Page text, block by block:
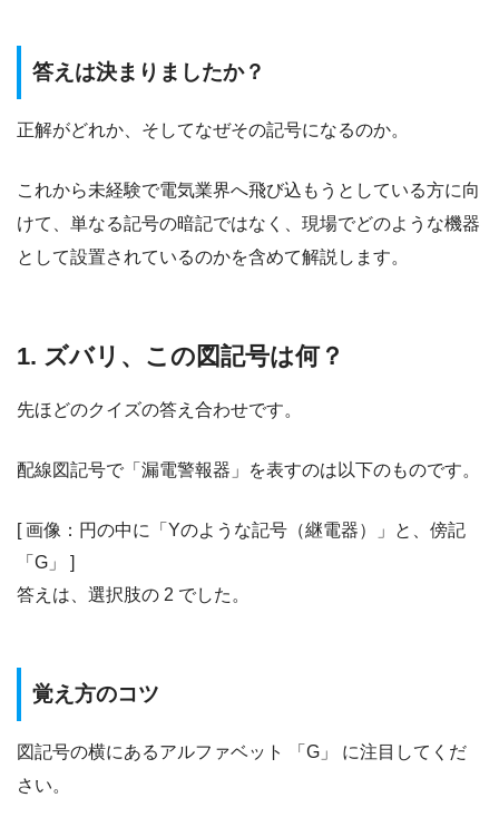
答えは決まりましたか？
正解がどれか、そしてなぜその記号になるのか。
これから未経験で電気業界へ飛び込もうとしている方に向
けて、単なる記号の暗記ではなく、現場でどのような機器
として設置されているのかを含めて解説します。
1. ズバリ、この図記号は何？
先ほどのクイズの答え合わせです。
配線図記号で「漏電警報器」を表すのは以下のものです。
[ 画像：円の中に「Yのような記号（継電器）」と、傍記
「G」 ]
答えは、選択肢の 2 でした。
覚え方のコツ
図記号の横にあるアルファベット 「G」 に注目してくだ
さい。